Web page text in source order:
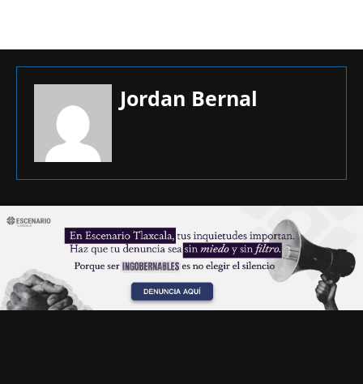
Jordan Bernal